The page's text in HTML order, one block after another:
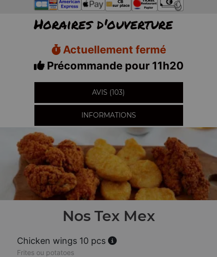
Horaires d'ouverture
Actuellement fermé
Précommande pour 11h20
AVIS (103)
INFORMATIONS
Nos Tex Mex
Chicken wings 10 pcs
Frites ou potatoes